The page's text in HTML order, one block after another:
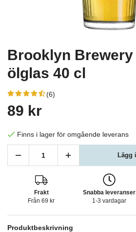
Brooklyn
ölglas 40 cl
(6)
89 kr
Finns i lager för omgående leverans
Lägg
Frakt
Från 69 kr
Snabba leveranser
1-3 vardagar
Produktbeskrivning